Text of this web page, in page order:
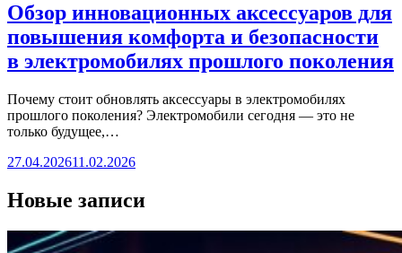
Обзор инновационных аксессуаров для
повышения комфорта и безопасности
в электромобилях прошлого поколения
Почему стоит обновлять аксессуары в электромобилях
прошлого поколения? Электромобили сегодня — это не
только будущее,…
27.04.202611.02.2026
Новые записи